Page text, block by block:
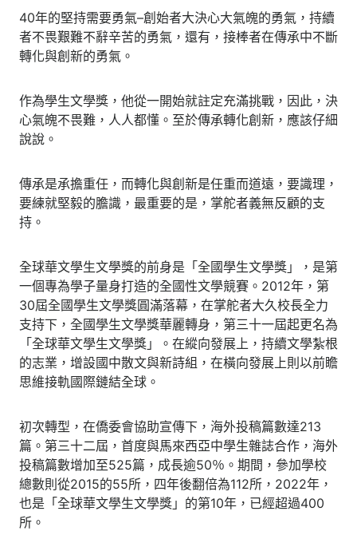
40年的堅持需要勇氣–創始者大決心大氣魄的勇氣，持續
者不畏艱難不辭辛苦的勇氣，還有，接棒者在傳承中不斷
轉化與創新的勇氣。
作為學生文學獎，他從一開始就註定充滿挑戰，因此，決
心氣魄不畏難，人人都懂。至於傳承轉化創新，應該仔細
說說。
傳承是承擔重任，而轉化與創新是任重而道遠，要識理，
要練就堅毅的膽識，最重要的是，掌舵者義無反顧的支
持。
全球華文學生文學獎的前身是「全國學生文學獎」，是第
一個專為學子量身打造的全國性文學競賽。2012年，第
30屆全國學生文學獎圓滿落幕，在掌舵者大久校長全力
支持下，全國學生文學獎華麗轉身，第三十一屆起更名為
「全球華文學生文學獎」。在縱向發展上，持續文學紮根
的志業，增設國中散文與新詩組，在橫向發展上則以前瞻
思維接軌國際鏈結全球。
初次轉型，在僑委會協助宣傳下，海外投稿篇數達213
篇。第三十二屆，首度與馬來西亞中學生雜誌合作，海外
投稿篇數增加至525篇，成長逾50％。期間，參加學校
總數則從2015的55所，四年後翻倍為112所，2022年，
也是「全球華文學生文學獎」的第10年，已經超過400
所。